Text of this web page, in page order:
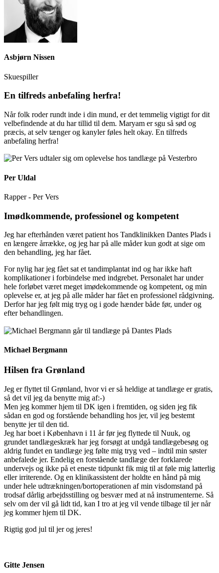
Asbjørn Nissen
Skuespiller
En tilfreds anbefaling herfra!
Når folk roder rundt inde i din mund, er det temmelig vigtigt for dit
velbefindende at du har tillid til dem. Maryam er sgu så sød og
præcis, at selv tænger og kanyler føles helt okay. En tilfreds
anbefaling herfra!
Per Uldal
Rapper - Per Vers
Imødkommende, professionel og kompetent
Jeg har efterhånden været patient hos Tandklinikken Dantes Plads i
en længere årrække, og jeg har på alle måder kun godt at sige om
den behandling, jeg har fået.
For nylig har jeg fået sat et tandimplantat ind og har ikke haft
komplikationer i forbindelse med indgrebet. Personalet har under
hele forløbet været meget imødekommende og kompetent, og min
oplevelse er, at jeg på alle måder har fået en professionel rådgivning.
Derfor har jeg følt mig tryg og i gode hænder både før, under og
efter behandlingen.
Michael Bergmann
Hilsen fra Grønland
Jeg er flyttet til Grønland, hvor vi er så heldige at tandlæge er gratis,
så det vil jeg da benytte mig af:-)
Men jeg kommer hjem til DK igen i fremtiden, og siden jeg fik
sådan en god og forstående behandling hos jer, vil jeg bestemt
benytte jer til den tid.
Jeg har boet i København i 11 år før jeg flyttede til Nuuk, og
grundet tandlægeskræk har jeg forsøgt at undgå tandlægebesøg og
aldrig fundet en tandlæge jeg følte mig tryg ved – indtil min søster
anbefalede jer. Endelig en forstående tandlæge der forklarede
undervejs og ikke på et eneste tidpunkt fik mig til at føle mig latterlig
eller irriterende. Og en klinikassistent der holdte en hånd på mig
under hele udtrækningen/bortoperationen af min visdomstand på
trodsaf dårlig arbejdsstilling og besvær med at nå instrumenterne. Så
selv om der vil gå lidt tid, kan I tro at jeg vil vende tilbage til jer når
jeg kommer hjem til DK.
Rigtig god jul til jer og jeres!
Gitte Jensen